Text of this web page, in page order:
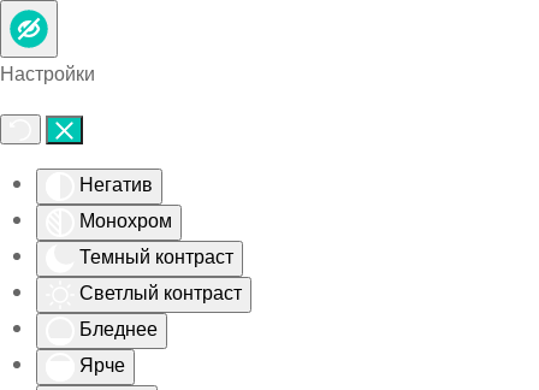
Настройки
Негатив
Монохром
Темный контраст
Светлый контраст
Бледнее
Ярче
Skip to main content